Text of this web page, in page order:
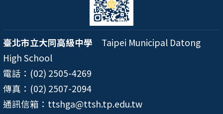
臺北市立大同高級中學 Taipei Municipal Datong
High School
電話：(02) 2505-4269
傳真：(02) 2507-2094
通訊信箱：ttshga@ttsh.tp.edu.tw